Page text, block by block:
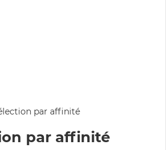
par affinité